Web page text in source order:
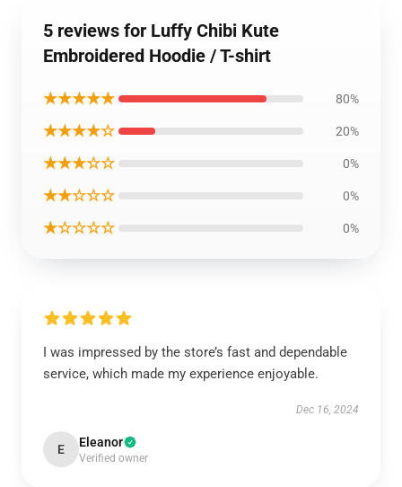
5 reviews for Luffy Chibi Kute
Embroidered Hoodie / T-shirt
★★★★★ 80%
★★★★☆ 20%
★★★☆☆ 0%
★★☆☆☆ 0%
★☆☆☆☆ 0%
I was impressed by the store’s fast and dependable
service, which made my experience enjoyable.
Dec 16, 2024
E Eleanor
Verified owner